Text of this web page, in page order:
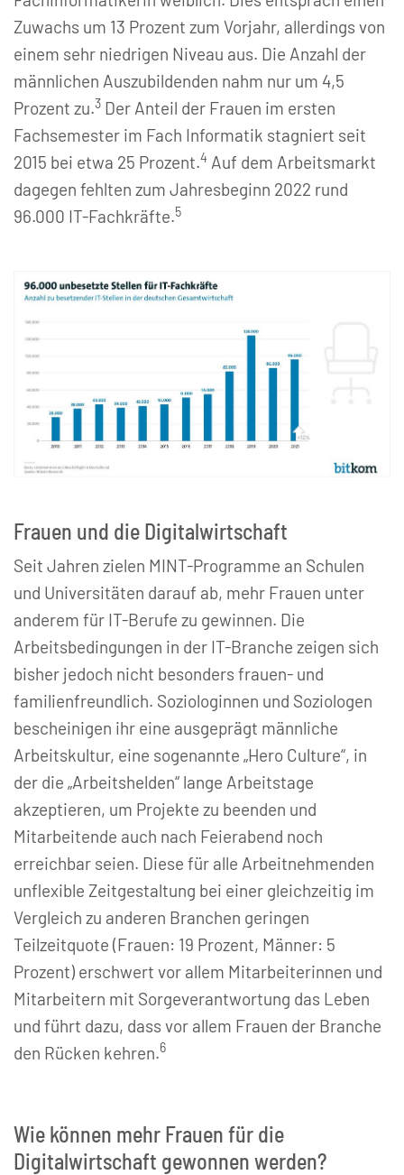
Zuwachs um 13 Prozent zum Vorjahr, allerdings von
einem sehr niedrigen Niveau aus. Die Anzahl der
männlichen Auszubildenden nahm nur um 4,5
Prozent zu.3 Der Anteil der Frauen im ersten
Fachsemester im Fach Informatik stagniert seit
2015 bei etwa 25 Prozent.4 Auf dem Arbeitsmarkt
dagegen fehlten zum Jahresbeginn 2022 rund
96.000 IT-Fachkräfte.5
Frauen und die Digitalwirtschaft
Seit Jahren zielen MINT-Programme an Schulen
und Universitäten darauf ab, mehr Frauen unter
anderem für IT-Berufe zu gewinnen. Die
Arbeitsbedingungen in der IT-Branche zeigen sich
bisher jedoch nicht besonders frauen- und
familienfreundlich. Soziologinnen und Soziologen
bescheinigen ihr eine ausgeprägt männliche
Arbeitskultur, eine sogenannte „Hero Culture“, in
der die „Arbeitshelden“ lange Arbeitstage
akzeptieren, um Projekte zu beenden und
Mitarbeitende auch nach Feierabend noch
erreichbar seien. Diese für alle Arbeitnehmenden
unflexible Zeitgestaltung bei einer gleichzeitig im
Vergleich zu anderen Branchen geringen
Teilzeitquote (Frauen: 19 Prozent, Männer: 5
Prozent) erschwert vor allem Mitarbeiterinnen und
Mitarbeitern mit Sorgeverantwortung das Leben
und führt dazu, dass vor allem Frauen der Branche
den Rücken kehren.6
Wie können mehr Frauen für die
Digitalwirtschaft gewonnen werden?